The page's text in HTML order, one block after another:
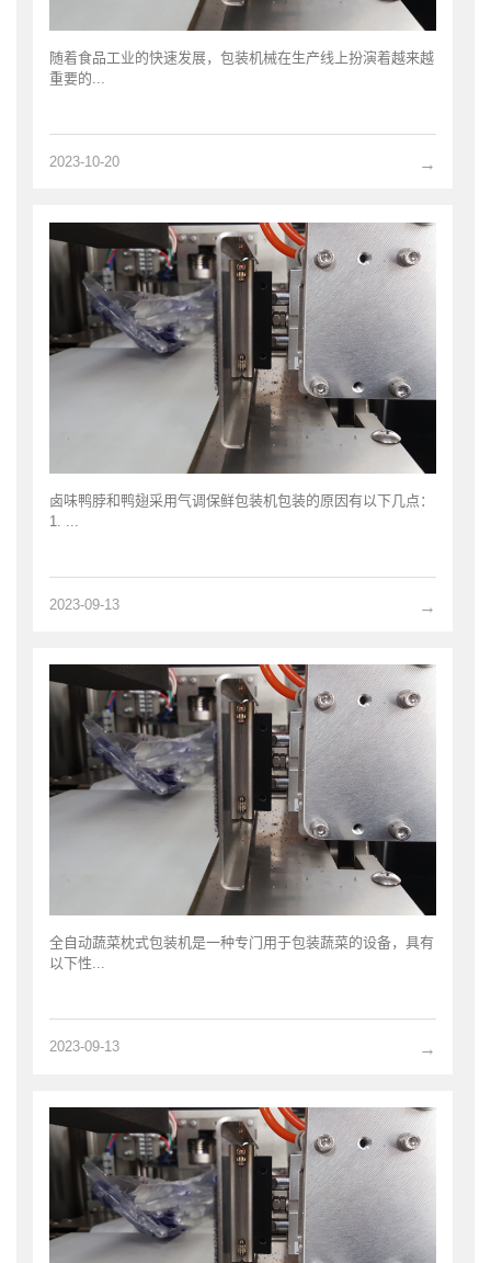
随着食品工业的快速发展，包装机械在生产线上扮演着越来越
重要的...
→
2023-10-20
卤味鸭脖和鸭翅采用气调保鲜包装机包装的原因有以下几点：
1. ...
→
2023-09-13
全自动蔬菜枕式包装机是一种专门用于包装蔬菜的设备，具有
以下性...
→
2023-09-13